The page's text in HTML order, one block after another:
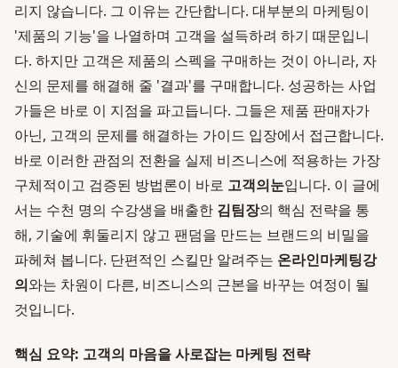
리지 않습니다. 그 이유는 간단합니다. 대부분의 마케팅이
'제품의 기능'을 나열하며 고객을 설득하려 하기 때문입니
다. 하지만 고객은 제품의 스펙을 구매하는 것이 아니라, 자
신의 문제를 해결해 줄 '결과'를 구매합니다. 성공하는 사업
가들은 바로 이 지점을 파고듭니다. 그들은 제품 판매자가
아닌, 고객의 문제를 해결하는 가이드 입장에서 접근합니다.
바로 이러한 관점의 전환을 실제 비즈니스에 적용하는 가장
구체적이고 검증된 방법론이 바로 고객의눈입니다. 이 글에
서는 수천 명의 수강생을 배출한 김팀장의 핵심 전략을 통
해, 기술에 휘둘리지 않고 팬덤을 만드는 브랜드의 비밀을
파헤쳐 봅니다. 단편적인 스킬만 알려주는 온라인마케팅강
의와는 차원이 다른, 비즈니스의 근본을 바꾸는 여정이 될
것입니다.
핵심 요약: 고객의 마음을 사로잡는 마케팅 전략